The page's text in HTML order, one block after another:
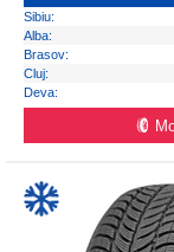
Sibiu:
Alba:
Brasov:
Cluj:
Deva: